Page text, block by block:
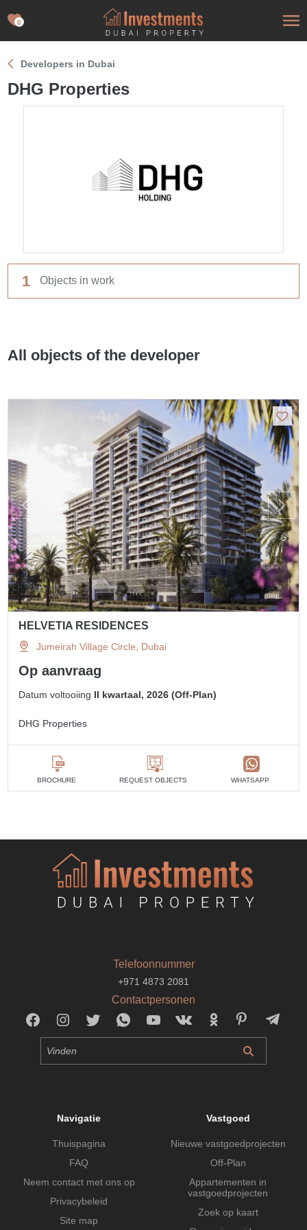
0
Developers in Dubai
DHG Properties
1 Objects in work
All objects of the developer
HELVETIA RESIDENCES
Jumeirah Village Circle, Dubai
Op aanvraag
Datum voltooiing II kwartaal, 2026 (Off-Plan)
DHG Properties
BROCHURE REQUEST OBJECTS WHATSAPP
Telefoonnummer
+971 4873 2081
Contactpersonen
Navigatie
Thuispagina
FAQ
Neem contact met ons op
Privacybeleid
Site map
Vastgoed
Nieuwe vastgoedprojecten
Off-Plan
Appartementen in
vastgoedprojecten
Zoek op kaart